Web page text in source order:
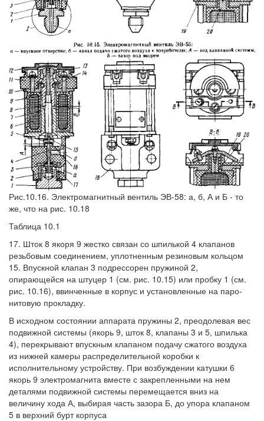
Рис.10.16. Электромагнитный вентиль ЭВ-58: а, б, А и Б - то
же, что на рис. 10.18
Таблица 10.1
17. Шток 8 якоря 9 жестко связан со шпилькой 4 клапанов
резьбовым соединением, уплотненным резиновым кольцом
15. Впускной клапан 3 подрессорен пружиной 2,
опирающейся на штуцер 1 (см. рис. 10.15) или пробку 1 (см.
рис. 10.16), ввинченные в корпус и установленные на паро-
нитовую прокладку.
В исходном состоянии аппарата пружины 2, преодолевая вес
подвижной системы (якорь 9, шток 8, клапаны 3 и 5, шпилька
4), перекрывают впускным клапаном подачу сжатого воздуха
из нижней камеры распределительной коробки к
исполнительному устройству. При возбуждении катушки 6
якорь 9 электромагнита вместе с закрепленными на нем
деталями подвижной системы перемещается вниз на
величину хода А, выбирая часть зазора Б, до упора клапаном
5 в верхний бурт корпуса